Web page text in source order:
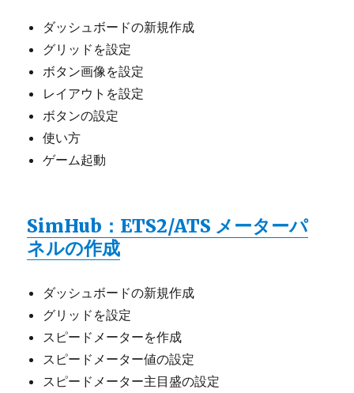
ダッシュボードの新規作成
グリッドを設定
ボタン画像を設定
レイアウトを設定
ボタンの設定
使い方
ゲーム起動
SimHub：ETS2/ATS メーターパ
ネルの作成
ダッシュボードの新規作成
グリッドを設定
スピードメーターを作成
スピードメーター値の設定
スピードメーター主目盛の設定